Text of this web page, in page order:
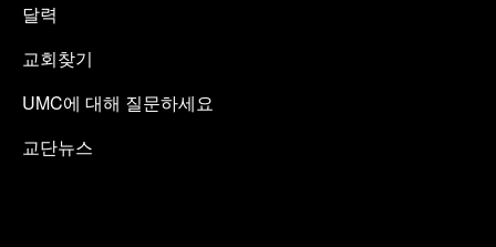
달력
교회찾기
UMC에 대해 질문하세요
교단뉴스